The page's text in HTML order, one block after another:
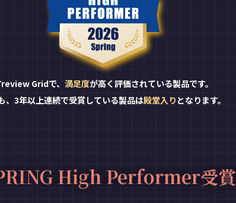
Gridで、 満足度が高く評価されている製品です。
、3年以上連続で受賞している製品は殿堂入り となります。
High Performer受